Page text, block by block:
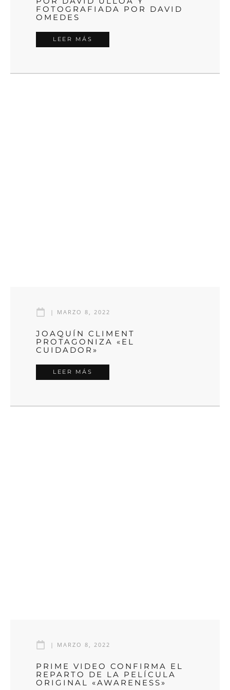
FOTOGRAFIADA POR DAVID
OMEDES
LEER MÁS
| MARZO 8, 2022
JOAQUÍN CLIMENT
PROTAGONIZA «EL
CUIDADOR»
LEER MÁS
| MARZO 8, 2022
PRIME VIDEO CONFIRMA EL
REPARTO DE LA PELÍCULA
ORIGINAL «AWARENESS»